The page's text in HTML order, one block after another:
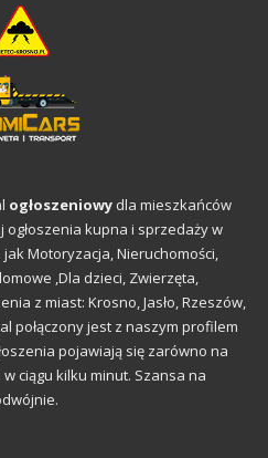
ogłoszeniowy dla mieszkańców
ogłoszenia kupna i sprzedaży w
Motoryzacja, Nieruchomości,
,Dla dzieci, Zwierzęta,
z miast: Krosno, Jasło, Rzeszów,
połączony jest z naszym profilem
pojawiają się zarówno na
ciągu kilku minut. Szansa na